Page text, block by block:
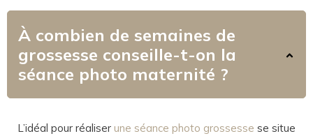
À combien de semaines de
grossesse conseille-t-on la
séance photo maternité ?
L’idéal pour réaliser une séance photo grossesse se situe